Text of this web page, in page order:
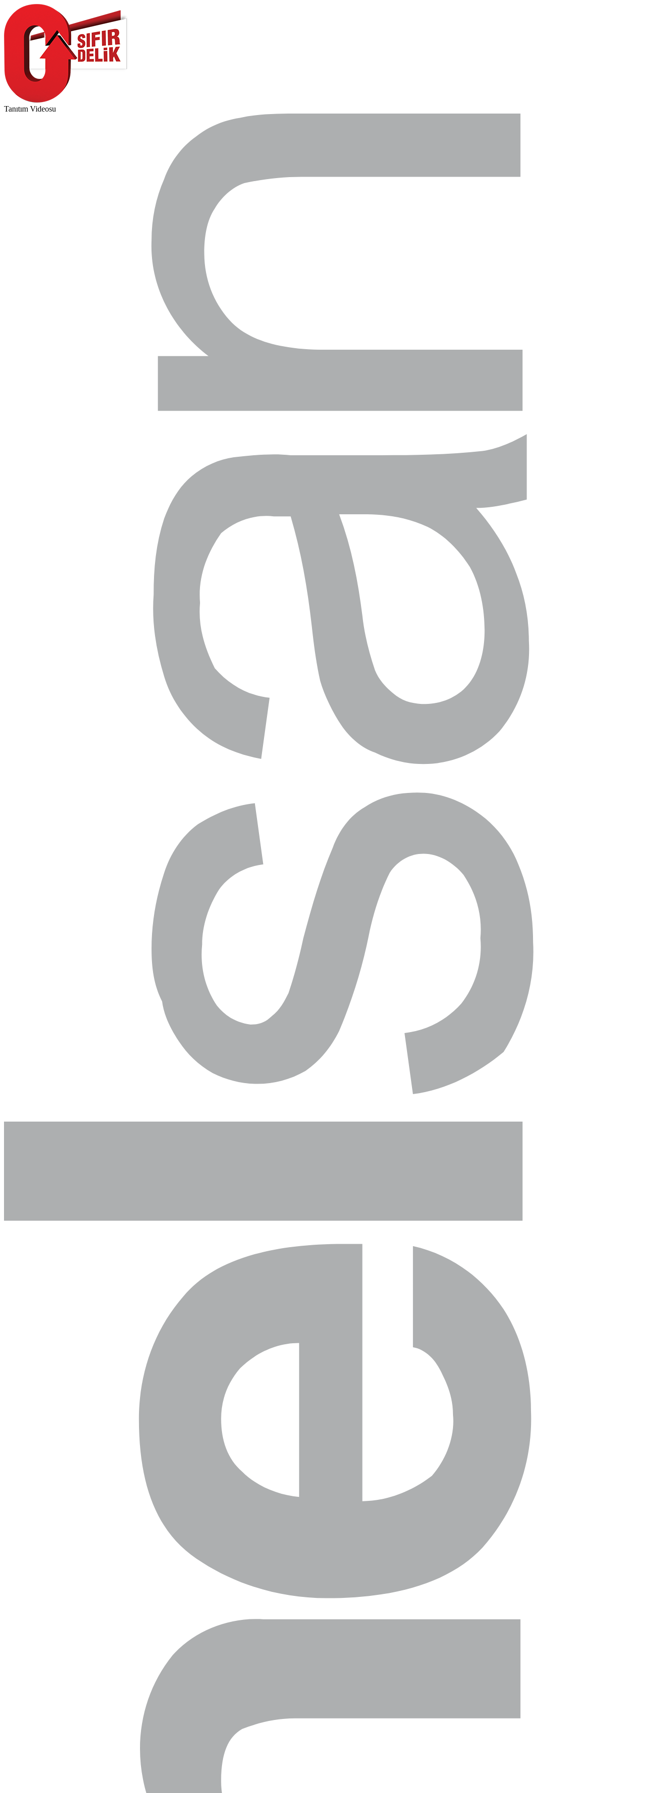
Tanıtım Videosu